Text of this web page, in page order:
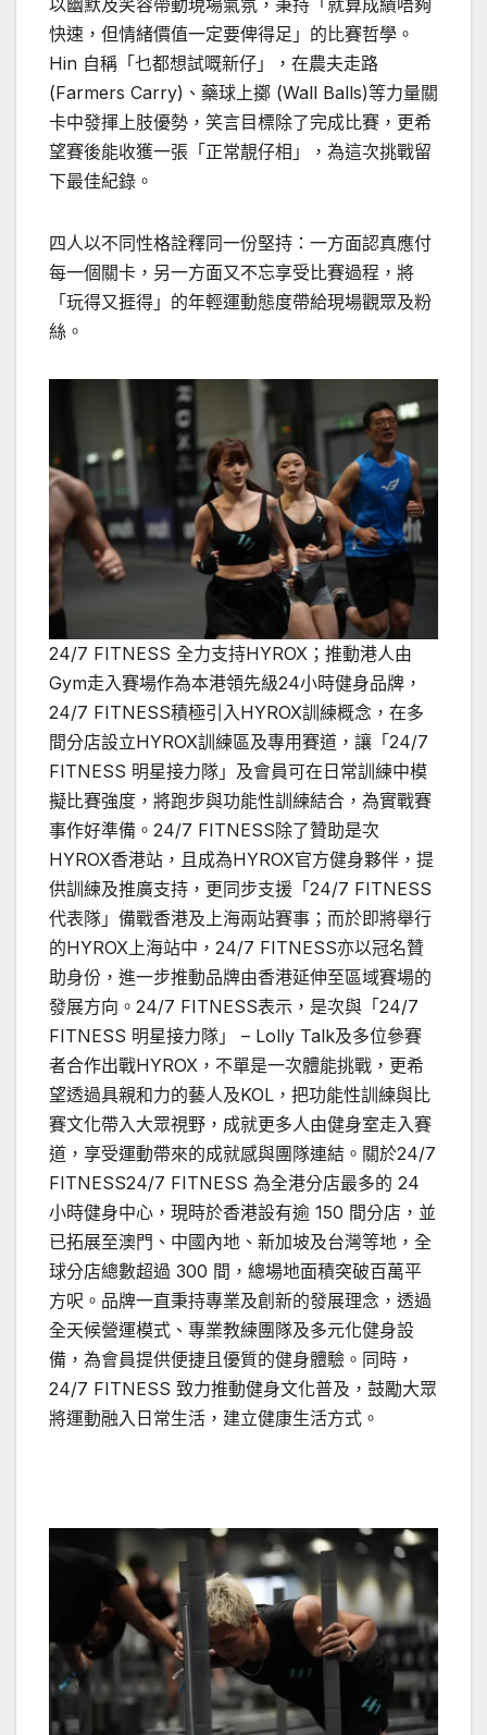
以幽默及笑容帶動現場氣氛，秉持「就算成績唔夠
快速，但情緒價值一定要俾得足」的比賽哲學。
Hin 自稱「乜都想試嘅新仔」，在農夫走路
(Farmers Carry)、藥球上擲 (Wall Balls)等力量關
卡中發揮上肢優勢，笑言目標除了完成比賽，更希
望賽後能收獲一張「正常靚仔相」，為這次挑戰留
下最佳紀錄。
四人以不同性格詮釋同一份堅持：一方面認真應付
每一個關卡，另一方面又不忘享受比賽過程，將
「玩得又捱得」的年輕運動態度帶給現場觀眾及粉
絲。
24/7 FITNESS 全力支持HYROX；推動港人由
Gym走入賽場作為本港領先級24小時健身品牌，
24/7 FITNESS積極引入HYROX訓練概念，在多
間分店設立HYROX訓練區及專用賽道，讓「24/7
FITNESS 明星接力隊」及會員可在日常訓練中模
擬比賽強度，將跑步與功能性訓練結合，為實戰賽
事作好準備。24/7 FITNESS除了贊助是次
HYROX香港站，且成為HYROX官方健身夥伴，提
供訓練及推廣支持，更同步支援「24/7 FITNESS
代表隊」備戰香港及上海兩站賽事；而於即將舉行
的HYROX上海站中，24/7 FITNESS亦以冠名贊
助身份，進一步推動品牌由香港延伸至區域賽場的
發展方向。24/7 FITNESS表示，是次與「24/7
FITNESS 明星接力隊」 – Lolly Talk及多位參賽
者合作出戰HYROX，不單是一次體能挑戰，更希
望透過具親和力的藝人及KOL，把功能性訓練與比
賽文化帶入大眾視野，成就更多人由健身室走入賽
道，享受運動帶來的成就感與團隊連結。關於24/7
FITNESS24/7 FITNESS 為全港分店最多的 24
小時健身中心，現時於香港設有逾 150 間分店，並
已拓展至澳門、中國內地、新加坡及台灣等地，全
球分店總數超過 300 間，總場地面積突破百萬平
方呎。品牌一直秉持專業及創新的發展理念，透過
全天候營運模式、專業教練團隊及多元化健身設
備，為會員提供便捷且優質的健身體驗。同時，
24/7 FITNESS 致力推動健身文化普及，鼓勵大眾
將運動融入日常生活，建立健康生活方式。